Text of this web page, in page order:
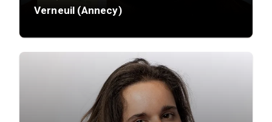
Verneuil (Annecy)